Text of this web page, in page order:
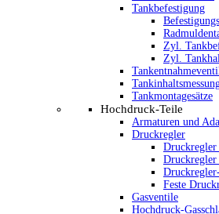
Tankbefestigung
Zyl.
Zyl.
Tankmontagesätze
Hochdruck-Teile
Armaturen und
Druckregler
Druckregler
Feste
Gasventile
Hochdruck-